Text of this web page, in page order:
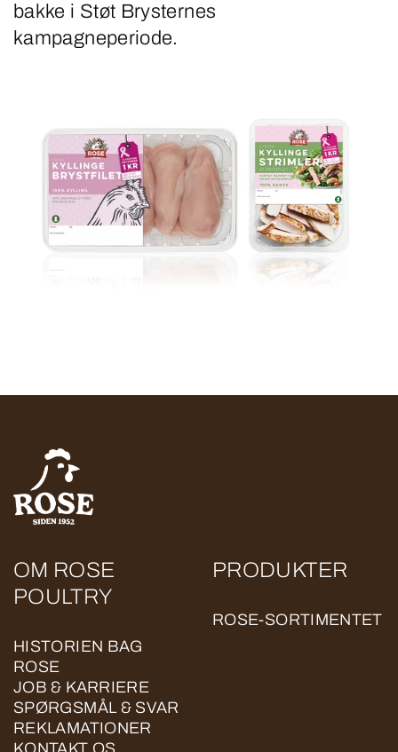
bakke i Støt Brysternes
kampagneperiode.
OM ROSE
POULTRY
HISTORIEN BAG
ROSE
JOB & KARRIERE
SPØRGSMÅL & SVAR
REKLAMATIONER
KONTAKT OS
PRODUKTER
ROSE-SORTIMENTET